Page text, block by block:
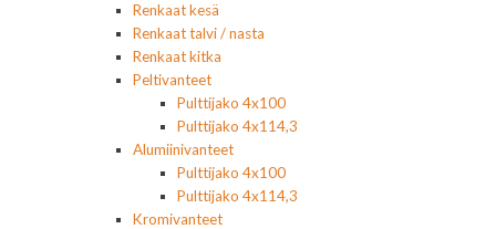
Renkaat kesä
Renkaat talvi / nasta
Renkaat kitka
Peltivanteet
Pulttijako 4x100
Pulttijako 4x114,3
Alumiinivanteet
Pulttijako 4x100
Pulttijako 4x114,3
Kromivanteet